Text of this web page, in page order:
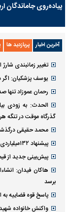
پیاده‌روی جاماندگان
آخرین اخبار پربازدید ها
تغییر زمانبندی‌ شارژ
یوسف پزشکیان:
رحمان عموزاد تنها
الحدث: به زودی
گذرگاه موقت در تنگه
محمد حقیقی
پیشنهاد ۱۳۲میلیاردی رامین رضاییان به استقلال
پیش‌بینی جدید از
هاکان فیدان:
برسد
پاسخ قوه قضاییه
واکنش خانواده